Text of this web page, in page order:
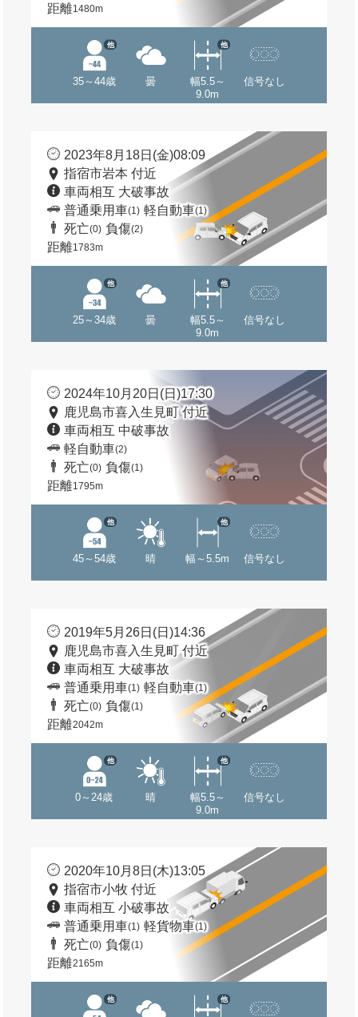
距離1480m
35～44歳
他
曇
幅5.5～
9.0m
他
信号なし
2023年8月18日(金)08:09
指宿市岩本 付近
車両相互 大破事故
普通乗用車(1) 軽自動車(1)
死亡(0) 負傷(2)
距離1783m
25～34歳
他
曇
幅5.5～
9.0m
他
信号なし
2024年10月20日(日)17:30
鹿児島市喜入生見町 付近
車両相互 中破事故
軽自動車(2)
死亡(0) 負傷(1)
距離1795m
45～54歳
他
晴 幅～5.5m
他
信号なし
2019年5月26日(日)14:36
鹿児島市喜入生見町 付近
車両相互 大破事故
普通乗用車(1) 軽自動車(1)
死亡(0) 負傷(1)
距離2042m
0～24歳
他
晴
幅5.5～
9.0m
他
信号なし
2020年10月8日(木)13:05
指宿市小牧 付近
車両相互 小破事故
普通乗用車(1) 軽貨物車(1)
死亡(0) 負傷(1)
距離2165m
他 他